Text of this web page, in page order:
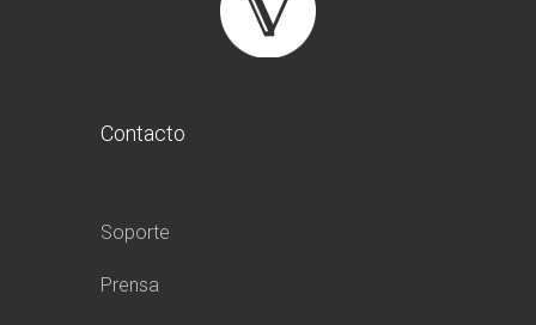
Contacto
Soporte
Prensa